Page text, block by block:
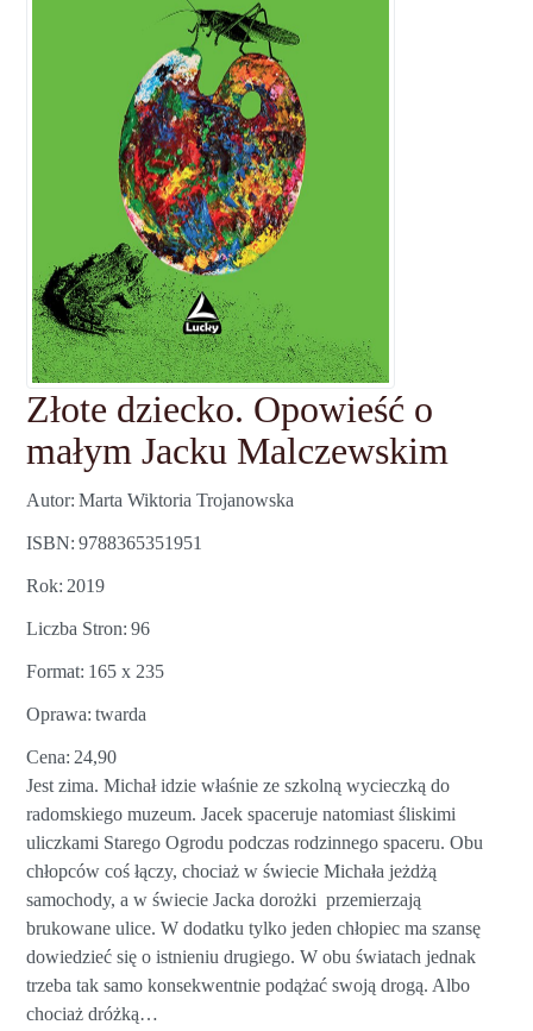
Złote dziecko. Opowieść o
małym Jacku Malczewskim
Autor Marta Wiktoria Trojanowska
ISBN 9788365351951
Rok 2019
Liczba Stron 96
Format 165 x 235
Oprawa twarda
Cena 24,90
Jest zima. Michał idzie właśnie ze szkolną wycieczką do
radomskiego muzeum. Jacek spaceruje natomiast śliskimi
uliczkami Starego Ogrodu podczas rodzinnego spaceru. Obu
chłopców coś łączy, chociaż w świecie Michała jeżdżą
samochody, a w świecie Jacka dorożki przemierzają
brukowane ulice. W dodatku tylko jeden chłopiec ma szansę
dowiedzieć się o istnieniu drugiego. W obu światach jednak
trzeba tak samo konsekwentnie podążać swoją drogą. Albo
chociaż dróżką…